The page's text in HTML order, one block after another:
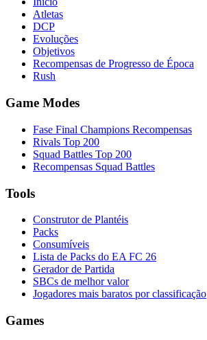
Atletas
DCP
Evoluções
Objetivos
Recompensas de Progresso de Época
Rush
Game Modes
Fase Final Champions Recompensas
Rivals Top 200
Squad Battles Top 200
Recompensas Squad Battles
Tools
Construtor de Plantéis
Packs
Consumíveis
Lista de Packs do EA FC 26
Gerador de Partida
SBCs de melhor valor
Jogadores mais baratos por classificação
Games